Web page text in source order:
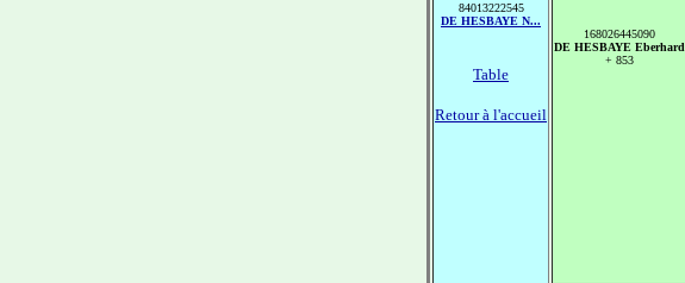
84013222545
DE HESBAYE N...
Table
Retour à l'accueil
168026445090
DE HESBAYE Eberhard
+ 853